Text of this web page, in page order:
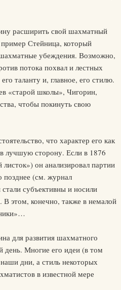
расширить свой шахматный
пример Стейница, который
убеждения. Возможно,
потока похвал и лестных
таланту и, главное, его стилю.
«старой школы», Чигорин,
чтобы покинуть свою
что характер его как
лучшую сторону. Если в 1876
он анализировал партии
позднее (см. журнал
субъективны и носили
В этом, конечно, также в немалой
для развития шахматного
день. Многие его идеи (в том
дни, а стиль некоторых
в известной мере